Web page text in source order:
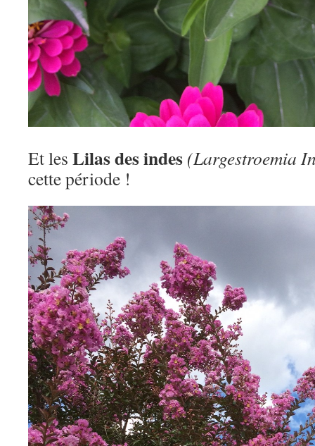
Et les Lilas des indes (Largestroemia
cette période !